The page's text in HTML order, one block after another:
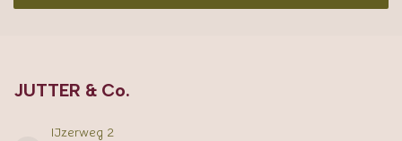
JUTTER & Co.
IJzerweg 2